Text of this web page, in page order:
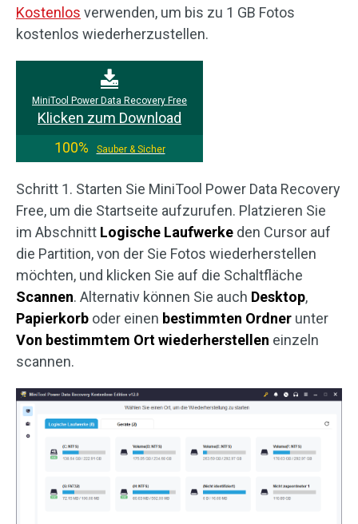
Kostenlos verwenden, um bis zu 1 GB Fotos
kostenlos wiederherzustellen.
MiniTool Power Data Recovery Free
Klicken zum Download
100%
Sauber & Sicher
Schritt 1. Starten Sie MiniTool Power Data Recovery
Free, um die Startseite aufzurufen. Platzieren Sie
im Abschnitt Logische Laufwerke den Cursor auf
die Partition, von der Sie Fotos wiederherstellen
möchten, und klicken Sie auf die Schaltfläche
Scannen. Alternativ können Sie auch Desktop,
Papierkorb oder einen bestimmten Ordner unter
Von bestimmtem Ort wiederherstellen einzeln
scannen.